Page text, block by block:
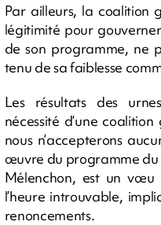
Par ailleurs, la coalition
légitimité pour
de son programme, ne
tenu de sa faiblesse
Les résultats des
nécessité d’une
nous n’accepterons
œuvre du programme du
Mélenchon, est un
l’heure introuvable,
renoncements.